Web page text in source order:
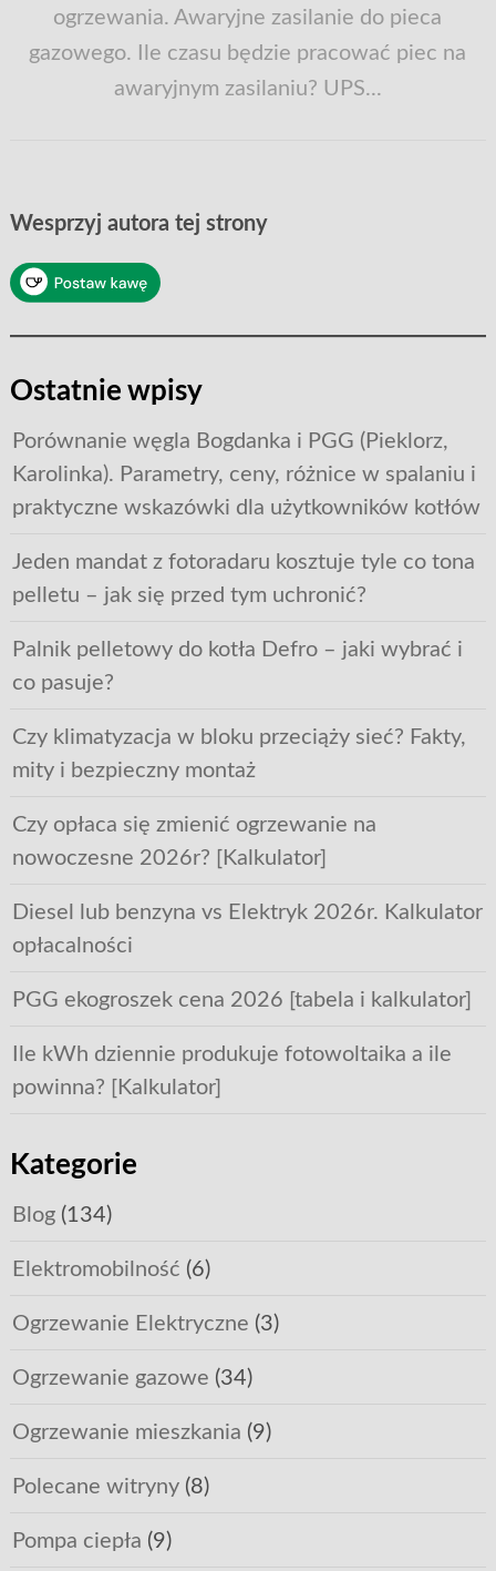
ogrzewania. Awaryjne zasilanie do pieca
gazowego. Ile czasu będzie pracować piec na
awaryjnym zasilaniu? UPS...
Wesprzyj autora tej strony
Ostatnie wpisy
Porównanie węgla Bogdanka i PGG (Pieklorz,
Karolinka). Parametry, ceny, różnice w spalaniu i
praktyczne wskazówki dla użytkowników kotłów
Jeden mandat z fotoradaru kosztuje tyle co tona
pelletu – jak się przed tym uchronić?
Palnik pelletowy do kotła Defro – jaki wybrać i
co pasuje?
Czy klimatyzacja w bloku przeciąży sieć? Fakty,
mity i bezpieczny montaż
Czy opłaca się zmienić ogrzewanie na
nowoczesne 2026r? [Kalkulator]
Diesel lub benzyna vs Elektryk 2026r. Kalkulator
opłacalności
PGG ekogroszek cena 2026 [tabela i kalkulator]
Ile kWh dziennie produkuje fotowoltaika a ile
powinna? [Kalkulator]
Kategorie
Blog(134)
Elektromobilność (6)
Ogrzewanie Elektryczne (3)
Ogrzewanie gazowe (34)
Ogrzewanie mieszkania (9)
Polecane witryny(8)
Pompa ciepła (9)